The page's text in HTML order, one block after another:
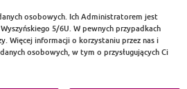
osobowych. Ich Administratorem jest
5/6U. W pewnych przypadkach
Więcej informacji o korzystaniu przez nas i
osobowych, w tym o przysługujących Ci